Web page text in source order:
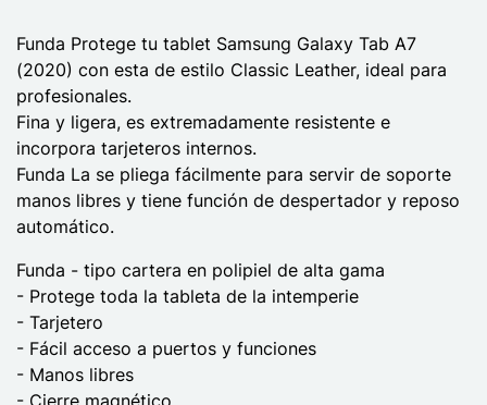
Funda Protege tu tablet Samsung Galaxy Tab A7
(2020) con esta de estilo Classic Leather, ideal para
profesionales.
Fina y ligera, es extremadamente resistente e
incorpora tarjeteros internos.
Funda La se pliega fácilmente para servir de soporte
manos libres y tiene función de despertador y reposo
automático.
Funda - tipo cartera en polipiel de alta gama
- Protege toda la tableta de la intemperie
- Tarjetero
- Fácil acceso a puertos y funciones
- Manos libres